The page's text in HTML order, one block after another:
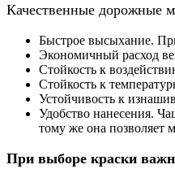
Качественные дорожные
Быстрое высыхание.
Экономичный расход
Стойкость к
Стойкость к
Устойчивость к
Удобство нанесения.
тому же она позволяет
При выборе краски